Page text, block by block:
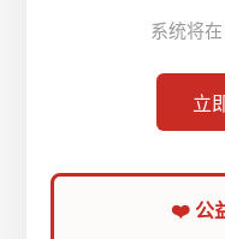
系统将在
立
❤️ 公